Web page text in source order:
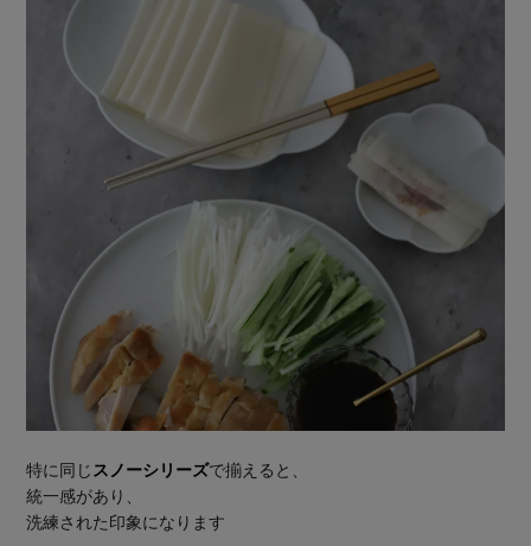
特に同じスノーシリーズで揃えると、
統一感があり、
洗練された印象になります